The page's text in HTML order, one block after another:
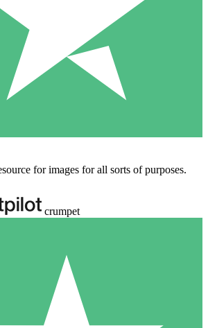
for images for all sorts of purposes.
crumpet